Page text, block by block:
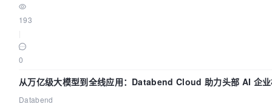
193
0
从万亿级大模型到全线应用：Databend Cloud 助力头部 AI 企
Databend